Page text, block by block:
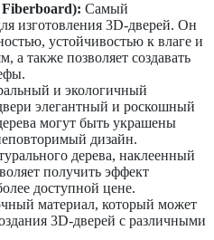
Самый
изготовления 3D-дверей. Он
устойчивостью к влаге и
а также позволяет создавать
и экологичный
элегантный и роскошный
могут быть украшены
дизайн.
дерева, наклеенный
получить эффект
доступной цене.
материал, который может
3D-дверей с различными